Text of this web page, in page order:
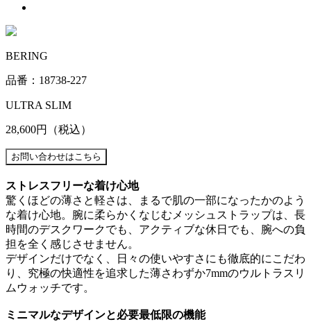
BERING
品番：18738-227
ULTRA SLIM
28,600円 （税込）
ストレスフリーな着け心地
驚くほどの薄さと軽さは、まるで肌の一部になったかのよう
な着け心地。腕に柔らかくなじむメッシュストラップは、長
時間のデスクワークでも、アクティブな休日でも、腕への負
担を全く感じさせません。
デザインだけでなく、日々の使いやすさにも徹底的にこだわ
り、究極の快適性を追求した薄さわずか7mmのウルトラスリ
ムウォッチです。
ミニマルなデザインと必要最低限の機能